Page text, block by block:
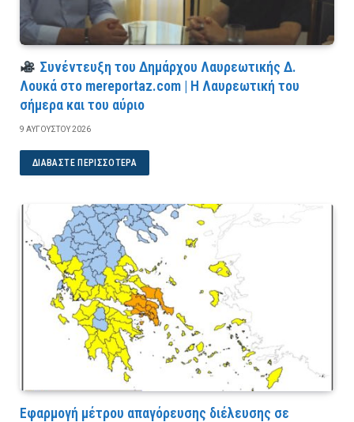
Συνέντευξη του Δημάρχου Λαυρεωτικής Δ.
Λουκά στο mereportaz.com | Η Λαυρεωτική του
σήμερα και του αύριο
9 ΑΥΓΟΎΣΤΟΥ 2026
ΔΙΑΒΆΣΤΕ ΠΕΡΙΣΣΌΤΕΡΑ
Εφαρμογή μέτρου απαγόρευσης διέλευσης σε